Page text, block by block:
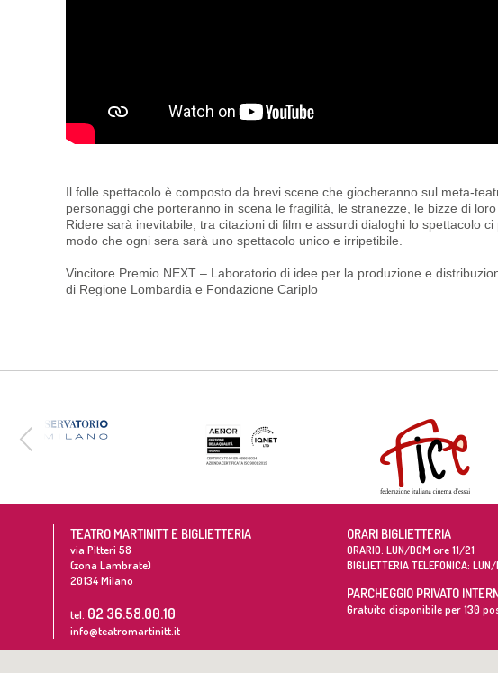
Il folle spettacolo è composto da brevi scene che giocheranno sul meta-
personaggi che porteranno in scena le fragilità, le stranezze, le bizze di
Ridere sarà inevitabile, tra citazioni di film e assurdi dialoghi lo spettacolo
modo che ogni sera sarà uno spettacolo unico e irripetibile.
Vincitore Premio NEXT – Laboratorio di idee per la produzione e
di Regione Lombardia e Fondazione Cariplo
TEATRO MARTINITT E BIGLIETTERIA
via Pitteri 58
(zona Lambrate)
20134Milano
tel. 02 36.58.00.10
info@teatromartinitt.it
ORARI BIGLIETTERIA
ORARIO: LUN/DOM ore 11/21
BIGLIETTERIA TELEFONICA:
PARCHEGGIO PRIVATO
Gratuito disponibile per 130